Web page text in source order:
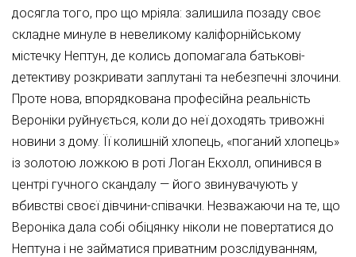
досягла того, про що мріяла: залишила позаду своє
складне минуле в невеликому каліфорнійському
містечку Нептун, де колись допомагала батькові-
детективу розкривати заплутані та небезпечні злочини.
Проте нова, впорядкована професійна реальність
Вероніки руйнується, коли до неї доходять тривожні
новини з дому. Її колишній хлопець, «поганий хлопець»
із золотою ложкою в роті Логан Екхолл, опинився в
центрі гучного скандалу — його звинувачують у
вбивстві своєї дівчини-співачки. Незважаючи на те, що
Вероніка дала собі обіцянку ніколи не повертатися до
Нептуна і не займатися приватним розслідуванням,